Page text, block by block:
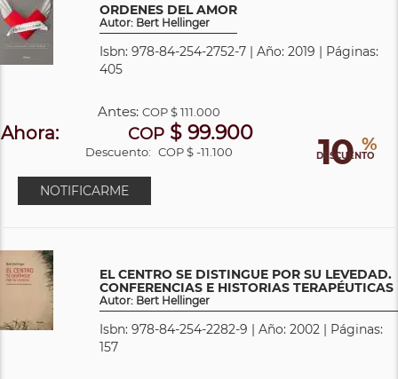
ORDENES DEL AMOR
Autor: Bert Hellinger
Isbn: 978-84-254-2752-7 | Año: 2019 | Páginas:
405
10 %
DESCUENTO
Antes:COP$ 111.000
Ahora: COP$ 99.900
Descuento: COP $ -11.100
NOTIFICARME
EL CENTRO SE DISTINGUE POR SU LEVEDAD.
CONFERENCIAS E HISTORIAS TERAPÉUTICAS
Autor: Bert Hellinger
Isbn: 978-84-254-2282-9 | Año: 2002 | Páginas:
157